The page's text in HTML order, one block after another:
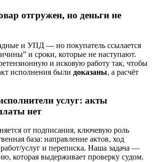
отгружен, но деньги не
и УПД — но покупатель ссылается
и сроки, которые не наступают.
и исковую работу так, чтобы
исполнения были доказаны, а расчёт
услуг: акты
нет
от подписания, ключевую роль
база: направление актов, ход
услуг и переписка. Наша задача —
которая выдерживает проверку судом.